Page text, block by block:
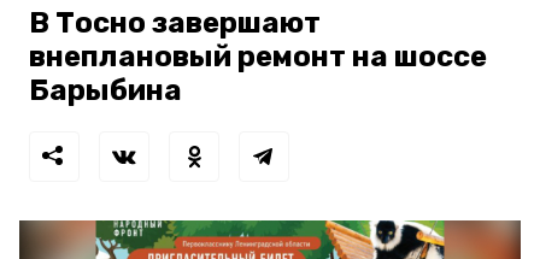
В Тосно завершают
внеплановый ремонт на шоссе
Барыбина